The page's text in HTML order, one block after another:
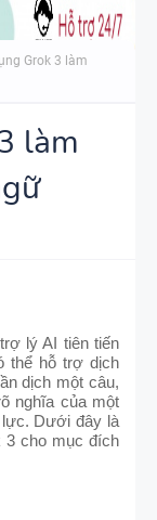
Grok 3 làm
làm
lý AI tiên tiến
thể hỗ trợ dịch
dịch một câu,
nghĩa của một
Dưới đây là
cho mục đích